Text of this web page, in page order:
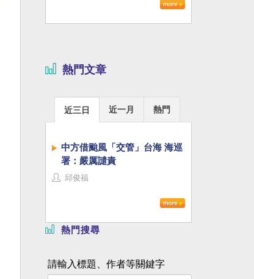
熱門文章
近三日 近一月 熱門
中方借颱風「交管」台海 海巡
署：嚴厲譴責
邱俊福
熱門搜尋
請輸入標題、作者等關鍵字